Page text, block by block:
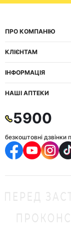
ПРО КОМПАНІЮ
КЛІЄНТАМ
ІНФОРМАЦІЯ
НАШІ АПТЕКИ
5900
безкоштовні дзвінки